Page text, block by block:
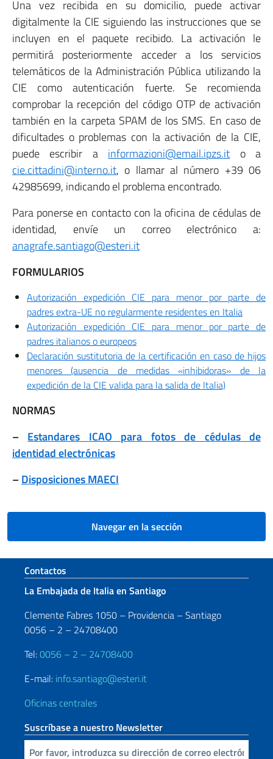
Una vez recibida en su domicilio, puede activar
digitalmente la CIE siguiendo las instrucciones que se
incluyen en el paquete recibido. La activación le
permitirá posteriormente acceder a los servicios
telemáticos de la Administración Pública utilizando la
CIE como autenticación fuerte. Se recomienda
comprobar la recepción del código OTP de activación
también en la carpeta SPAM de los SMS. En caso de
dificultades o problemas con la activación de la CIE,
puede escribir a informazioni@email.ipzs.it o a
cie.cittadini@interno.it, o llamar al número +39 06
42985699, indicando el problema encontrado.
Para ponerse en contacto con la oficina de cédulas de
identidad, envíe un correo electrónico a:
anagrafe.santiago@esteri.it
FORMULARIOS
Autorización expedición CIE para menor por parte de
padres extra-UE no regularmente residentes en Italia
Autorización expedición CIE para menor por parte de
padres italianos o europeos
Declaración sustitutoria de la certificación en caso de hijos
menores (ausencia de medidas «inhibidoras» de la
expedición de la CIE valida para la salida de Italia)
NORMAS
– Estandares ICAO para fotos de cédulas de
identidad electrónicas
– Disposiciones MAECI
Navegar en la sección
Sezione footer
Contactos
La Embajada de Italia en Santiago
Clemente Fabres 1050 – Providencia – Santiago
0056 – 2 – 24708400
Tel:0056 – 2 – 24708400
E-mail: info.santiago@esteri.it
Oficinas centrales
Suscríbase a nuestro Newsletter
Inserta tu correo electronico